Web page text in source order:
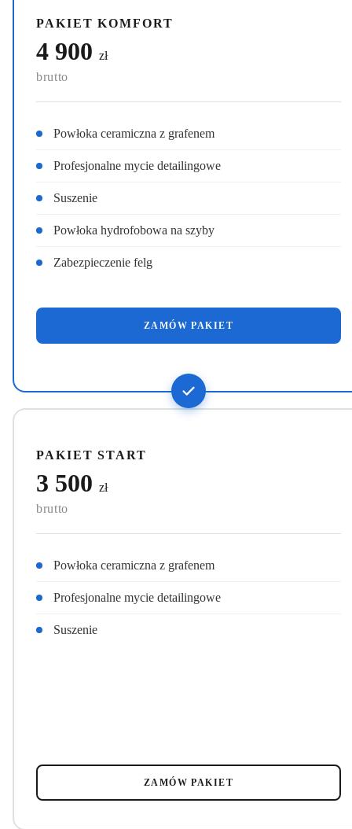
PAKIET START
3 500 zł
brutto
Powłoka ceramiczna z grafenem
Profesjonalne mycie detailingowe
Suszenie
ZAMÓW PAKIET
PAKIET KOMFORT
4 900 zł
brutto
Powłoka ceramiczna z grafenem
Profesjonalne mycie detailingowe
Suszenie
Powłoka hydrofobowa na szyby
Zabezpieczenie felg
ZAMÓW PAKIET